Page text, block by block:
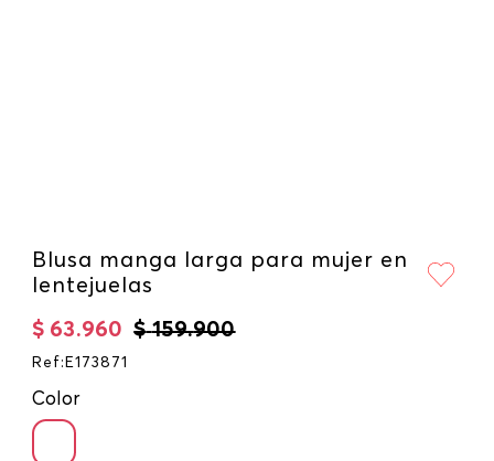
Blusa manga larga para mujer en
lentejuelas
$ 159.900
$ 63.960
Ref : E173871
Color